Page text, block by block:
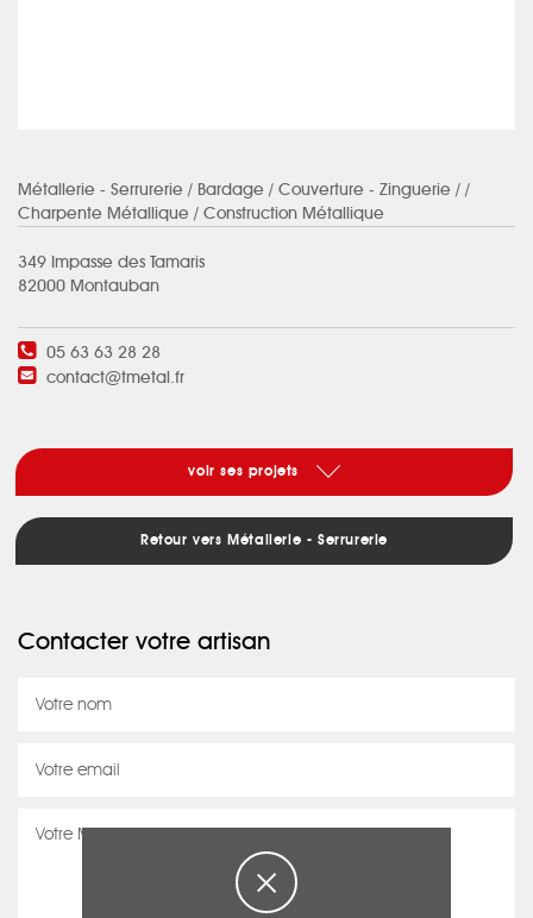
Métallerie - Serrurerie / Bardage / Couverture - Zinguerie / /
Charpente Métallique / Construction Métallique
349 Impasse des Tamaris
82000 Montauban
05 63 63 28 28
contact@tmetal.fr
voir ses projets
Retour vers Métallerie - Serrurerie
Contacter votre artisan